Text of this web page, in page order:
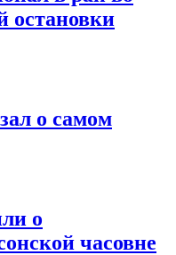
остановки
о самом
о
часовне